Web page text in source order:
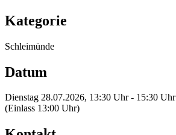
Kategorie
Schleimünde
Datum
Dienstag 28.07.2026, 13:30 Uhr - 15:30 Uhr
(Einlass 13:00 Uhr)